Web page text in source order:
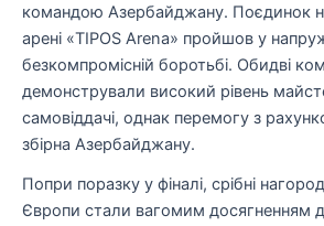
командою Азербайджану. Поєдинок
арені «TIPOS Arena» пройшов у
безкомпромісній боротьбі. Обидві
демонстрували високий рівень
самовіддачі, однак перемогу з
збірна Азербайджану.
Попри поразку у фіналі, срібні
Європи стали вагомим досягненням